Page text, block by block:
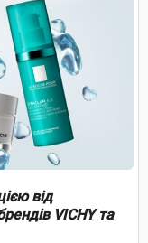
від
VICHY та